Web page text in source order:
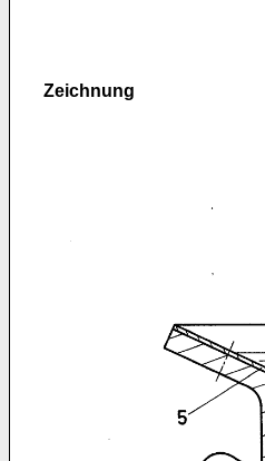
Zeichnung